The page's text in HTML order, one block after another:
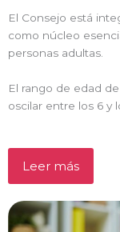
El Consejo está
como núcleo
personas adultas.
El rango de edad
oscilar entre los 6 y
Leer más